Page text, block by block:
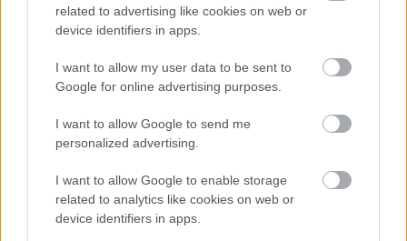
related to advertising like cookies on web or
device identifiers in apps.
I want to allow my user data to be sent to
Google for online advertising purposes.
I want to allow Google to send me
personalized advertising.
I want to allow Google to enable storage
related to analytics like cookies on web or
device identifiers in apps.
SZEMBE MERSZ NÉZNI AZZAL, AKIVÉ
TERMÉSZETFELETTI ERŐK ÉS ELFELEDETT